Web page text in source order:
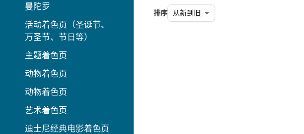
排序
曼陀罗
活动着色页（圣诞节、
万圣节、节日等）
主题着色页
动物着色页
动物着色页
艺术着色页
迪士尼经典电影着色页